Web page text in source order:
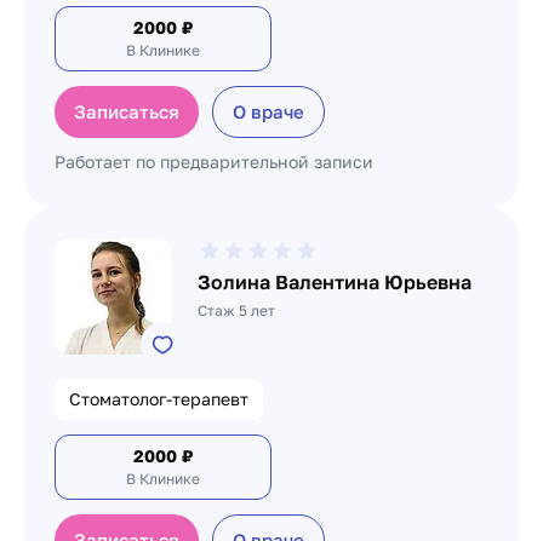
2000 ₽
В Клинике
Записаться О враче
Работает по предварительной записи
Золина Валентина Юрьевна
Стаж 5 лет
Стоматолог-терапевт
2000 ₽
В Клинике